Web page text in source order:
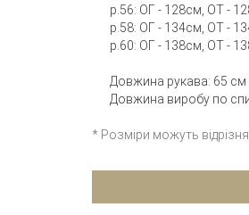
р.56: ОГ - 128см, ОТ -
р.58: ОГ - 134см, ОТ -
р.60: ОГ - 138см, ОТ -
Довжина рукава: 65 см
Довжина виробу по
* Розміри можуть